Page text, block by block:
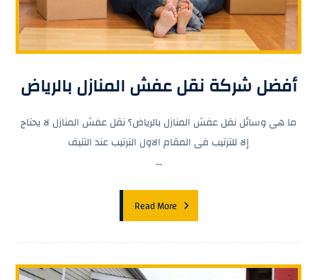
أفضل شركة نقل عفش المنازل بالرياض
ما هى وسائل نقل عفش المنازل بالرياض؟ نقل عفش المنازل لا يحتاج
إلا للترتيب فى المقام الاول الترتيب عند التنيف
...
Read More